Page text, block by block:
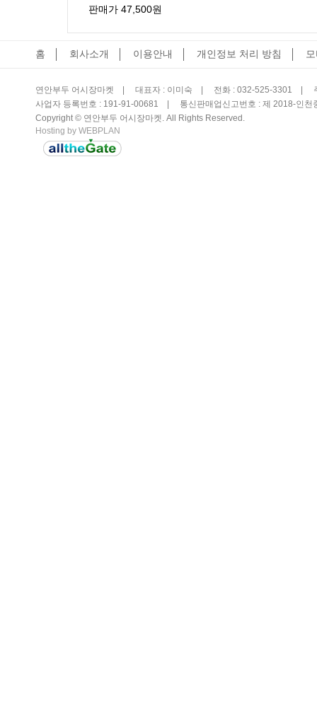
판매가 47,500원
홈 회사소개 이용안내 개인정보 처리 방침
연안부두 어시장마켓 | 대표자 : 이미숙 | 전화 : 032-525-3301 |
사업자 등록번호 : 191-91-00681 |
통신판매업신고번호 : 제 2018-인천
Copyright © 연안부두 어시장마켓. All Rights Reserved.
Hosting by WEBPLAN